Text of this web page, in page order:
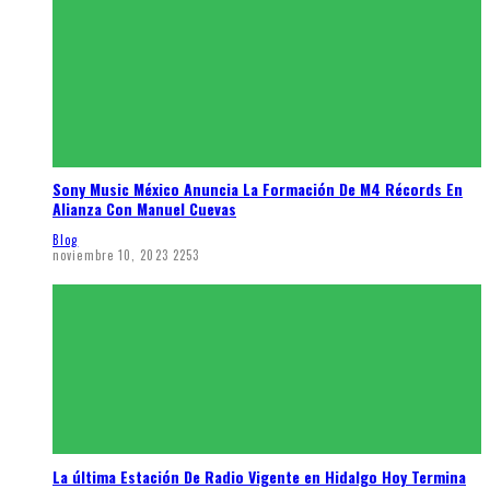
Sony Music México Anuncia La Formación De M4 Récords En
Alianza Con Manuel Cuevas
Blog
noviembre 10, 2023 2253
La última Estación De Radio Vigente en Hidalgo Hoy Termina